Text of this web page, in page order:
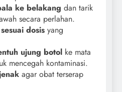
ke belakang dan tarik
secara perlahan.
dosis yang
ujung botol ke mata
mencegah kontaminasi.
agar obat terserap